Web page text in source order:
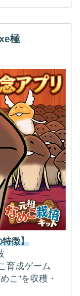
極
特徴】
育成ゲーム
こ”を収穫・